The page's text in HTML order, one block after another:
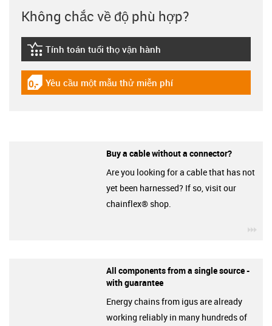
Không chắc về độ phù hợp?
igus-icon-lebensdauerrechner
Tính toán tuổi thọ vận hành
igus-icon-gratismuster
Yêu cầu một mẫu thử miễn phí
Buy a cable without a connector?
Are you looking for a cable that has not
yet been harnessed? If so, visit our
chainflex® shop.
All components from a single source -
with guarantee
Energy chains from igus are already
working reliably in many hundreds of